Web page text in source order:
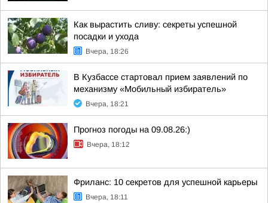
Как вырастить сливу: секреты успешной
посадки и ухода
Вчера, 18:26
В Кузбассе стартовал прием заявлений по
механизму «Мобильный избиратель»
Вчера, 18:21
Прогноз погоды на 09.08.26:)
Вчера, 18:12
Фриланс: 10 секретов для успешной карьеры
Вчера, 18:11